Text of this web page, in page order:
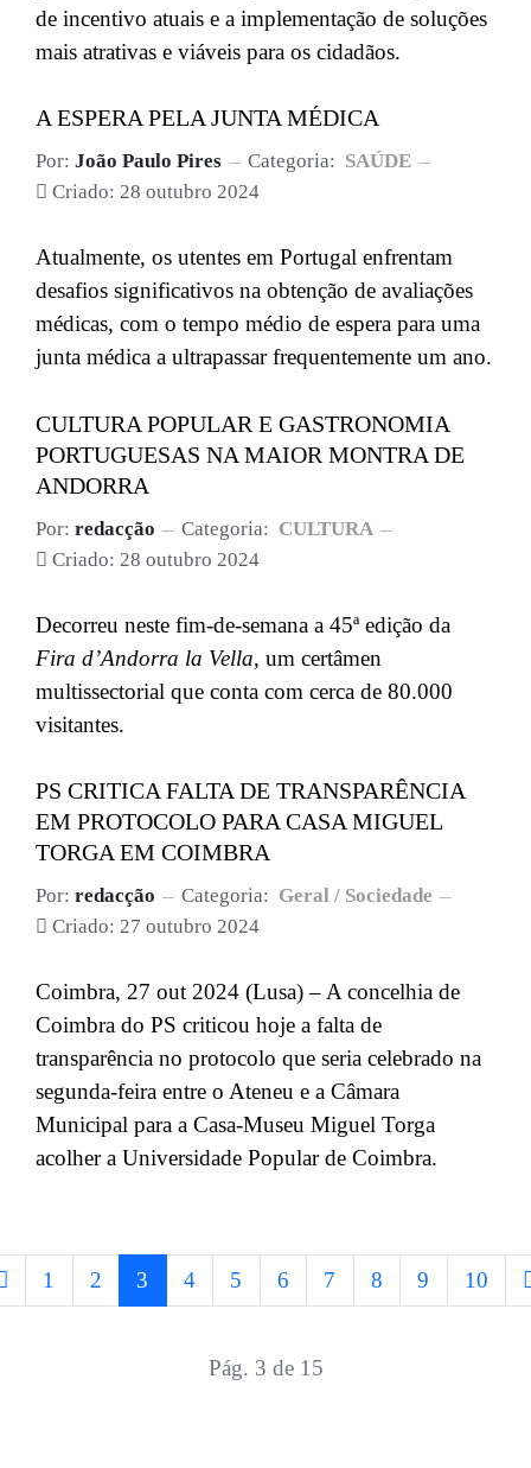
de incentivo atuais e a implementação de soluções
mais atrativas e viáveis para os cidadãos.
A ESPERA PELA JUNTA MÉDICA
Por: João Paulo Pires Categoria: SAÚDE
Criado: 28 outubro 2024
Atualmente, os utentes em Portugal enfrentam
desafios significativos na obtenção de avaliações
médicas, com o tempo médio de espera para uma
junta médica a ultrapassar frequentemente um ano.
CULTURA POPULAR E GASTRONOMIA
PORTUGUESAS NA MAIOR MONTRA DE
ANDORRA
Por: redacção Categoria: CULTURA
Criado: 28 outubro 2024
Decorreu neste fim-de-semana a 45ª edição da
Fira d’Andorra la Vella, um certâmen
multissectorial que conta com cerca de 80.000
visitantes.
PS CRITICA FALTA DE TRANSPARÊNCIA
EM PROTOCOLO PARA CASA MIGUEL
TORGA EM COIMBRA
Por: redacção Categoria: Geral / Sociedade
Criado: 27 outubro 2024
Coimbra, 27 out 2024 (Lusa) – A concelhia de
Coimbra do PS criticou hoje a falta de
transparência no protocolo que seria celebrado na
segunda-feira entre o Ateneu e a Câmara
Municipal para a Casa-Museu Miguel Torga
acolher a Universidade Popular de Coimbra.
1 2 3 4 5 6 7 8 9 10
Pág. 3 de 15